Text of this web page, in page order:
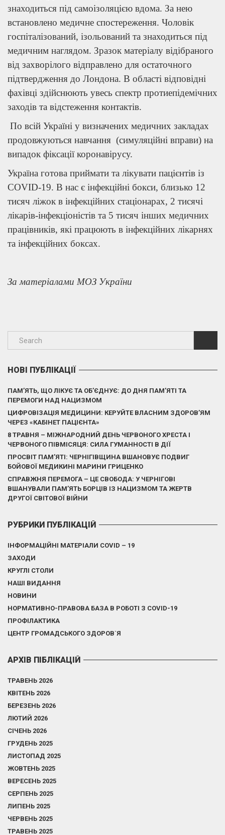
знаходиться під самоізоляцією вдома. За нею
встановлено медичне спостереження. Чоловік
госпіталізований, ізольований та знаходиться під
медичним наглядом. Зразок матеріалу відібраного
від захворілого відправлено для остаточного
підтвердження до Лондона. В області відповідні
фахівці здійснюють увесь спектр протиепідемічних
заходів та відстеження контактів.
По всій Україні у визначених медичних закладах
продовжуються навчання (симуляційні вправи) на
випадок фіксації коронавірусу.
Україна готова приймати та лікувати пацієнтів із
COVID-19. В нас є інфекційні бокси, близько 12
тисяч ліжок в інфекційних стаціонарах, 2 тисячі
лікарів-інфекціоністів та 5 тисяч інших медичних
працівників, які працюють в інфекційних лікарнях
та інфекційних боксах.
За матеріалами МОЗ України
НОВІ ПУБЛІКАЦІЇ
ПАМ’ЯТЬ, ЩО ЛІКУЄ ТА ОБ’ЄДНУЄ: ДО ДНЯ ПАМ’ЯТІ ТА
ПЕРЕМОГИ НАД НАЦИЗМОМ
ЦИФРОВІЗАЦІЯ МЕДИЦИНИ: КЕРУЙТЕ ВЛАСНИМ ЗДОРОВ’ЯМ
ЧЕРЕЗ «КАБІНЕТ ПАЦІЄНТА»
8 ТРАВНЯ – МІЖНАРОДНИЙ ДЕНЬ ЧЕРВОНОГО ХРЕСТА І
ЧЕРВОНОГО ПІВМІСЯЦЯ: СИЛА ГУМАННОСТІ В ДІЇ
ПРОСВІТ ПАМ’ЯТІ: ЧЕРНІГІВЩИНА ВШАНОВУЄ ПОДВИГ
БОЙОВОЇ МЕДИКИНІ МАРИНИ ГРИЦЕНКО
СПРАВЖНЯ ПЕРЕМОГА – ЦЕ СВОБОДА: У ЧЕРНІГОВІ
ВШАНУВАЛИ ПАМ’ЯТЬ БОРЦІВ ІЗ НАЦИЗМОМ ТА ЖЕРТВ
ДРУГОЇ СВІТОВОЇ ВІЙНИ
РУБРИКИ ПУБЛІКАЦІЙ
ІНФОРМАЦІЙНІ МАТЕРІАЛИ COVID – 19
ЗАХОДИ
КРУГЛІ СТОЛИ
НАШІ ВИДАННЯ
НОВИНИ
НОРМАТИВНО-ПРАВОВА БАЗА В РОБОТІ З COVID-19
ПРОФІЛАКТИКА
ЦЕНТР ГРОМАДСЬКОГО ЗДОРОВ`Я
АРХІВ ПІБЛІКАЦІЙ
ТРАВЕНЬ 2026
КВІТЕНЬ 2026
БЕРЕЗЕНЬ 2026
ЛЮТИЙ 2026
СІЧЕНЬ 2026
ГРУДЕНЬ 2025
ЛИСТОПАД 2025
ЖОВТЕНЬ 2025
ВЕРЕСЕНЬ 2025
СЕРПЕНЬ 2025
ЛИПЕНЬ 2025
ЧЕРВЕНЬ 2025
ТРАВЕНЬ 2025